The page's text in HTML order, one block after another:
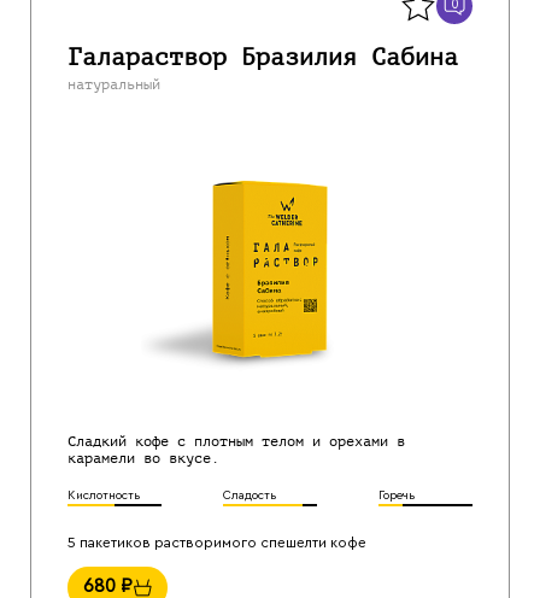
0
Галараствор Бразилия Сабина
натуральный
Сладкий кофе с плотным телом и орехами в
карамели во вкусе.
Кислотность Сладость Горечь
5 пакетиков растворимого спешелти кофе
680 ₽